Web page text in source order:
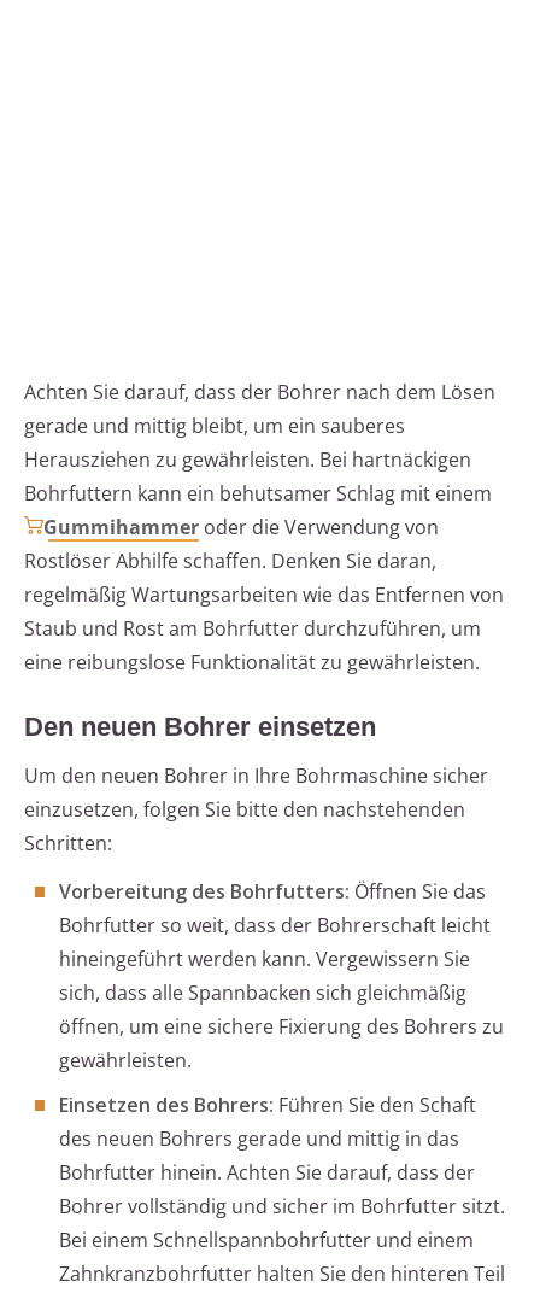
Achten Sie darauf, dass der Bohrer nach dem Lösen
gerade und mittig bleibt, um ein sauberes
Herausziehen zu gewährleisten. Bei hartnäckigen
Bohrfuttern kann ein behutsamer Schlag mit einem
Gummihammer oder die Verwendung von
Rostlöser Abhilfe schaffen. Denken Sie daran,
regelmäßig Wartungsarbeiten wie das Entfernen von
Staub und Rost am Bohrfutter durchzuführen, um
eine reibungslose Funktionalität zu gewährleisten.
Den neuen Bohrer einsetzen
Um den neuen Bohrer in Ihre Bohrmaschine sicher
einzusetzen, folgen Sie bitte den nachstehenden
Schritten:
Vorbereitung des Bohrfutters: Öffnen Sie das
Bohrfutter so weit, dass der Bohrerschaft leicht
hineingeführt werden kann. Vergewissern Sie
sich, dass alle Spannbacken sich gleichmäßig
öffnen, um eine sichere Fixierung des Bohrers zu
gewährleisten.
Einsetzen des Bohrers: Führen Sie den Schaft
des neuen Bohrers gerade und mittig in das
Bohrfutter hinein. Achten Sie darauf, dass der
Bohrer vollständig und sicher im Bohrfutter sitzt.
Bei einem Schnellspannbohrfutter und einem
Zahnkranzbohrfutter halten Sie den hinteren Teil